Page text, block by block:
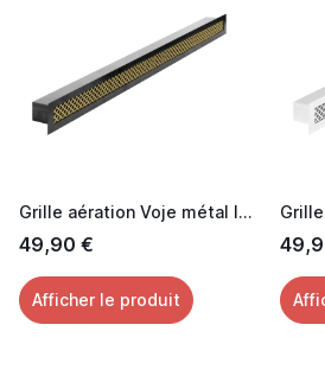
Grille aération Voje métal laquée noir effet Laiton 60 cm
49,90 €
Afficher le produit